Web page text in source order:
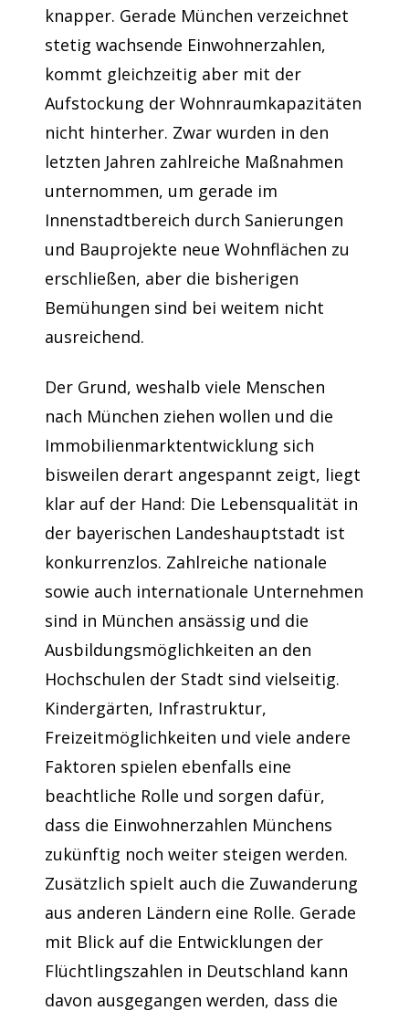
knapper. Gerade München verzeichnet
stetig wachsende Einwohnerzahlen,
kommt gleichzeitig aber mit der
Aufstockung der Wohnraumkapazitäten
nicht hinterher. Zwar wurden in den
letzten Jahren zahlreiche Maßnahmen
unternommen, um gerade im
Innenstadtbereich durch Sanierungen
und Bauprojekte neue Wohnflächen zu
erschließen, aber die bisherigen
Bemühungen sind bei weitem nicht
ausreichend.
Der Grund, weshalb viele Menschen
nach München ziehen wollen und die
Immobilienmarktentwicklung sich
bisweilen derart angespannt zeigt, liegt
klar auf der Hand: Die Lebensqualität in
der bayerischen Landeshauptstadt ist
konkurrenzlos. Zahlreiche nationale
sowie auch internationale Unternehmen
sind in München ansässig und die
Ausbildungsmöglichkeiten an den
Hochschulen der Stadt sind vielseitig.
Kindergärten, Infrastruktur,
Freizeitmöglichkeiten und viele andere
Faktoren spielen ebenfalls eine
beachtliche Rolle und sorgen dafür,
dass die Einwohnerzahlen Münchens
zukünftig noch weiter steigen werden.
Zusätzlich spielt auch die Zuwanderung
aus anderen Ländern eine Rolle. Gerade
mit Blick auf die Entwicklungen der
Flüchtlingszahlen in Deutschland kann
davon ausgegangen werden, dass die